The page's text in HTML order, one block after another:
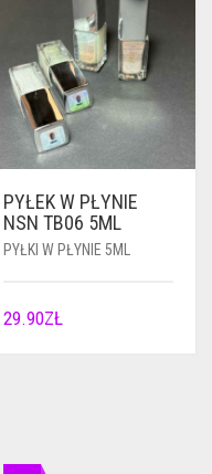
PYŁEK W PŁYNIE
NSN TB06 5ML
PYŁKI W PŁYNIE 5ML
29.90ZŁ